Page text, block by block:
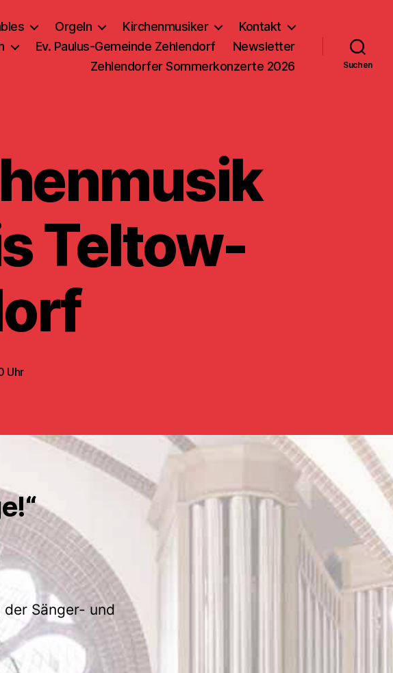
Orgeln Kirchenmusiker
Kontakt
Ev. Paulus-Gemeinde Zehlendorf
Newsletter
Zehlendorfer Sommerkonzerte 2026
Suchen
Teltow-
Uhr
Sänger- und